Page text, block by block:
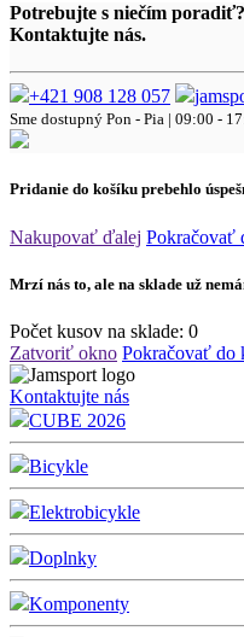
Potrebujte s niečím poradiť?
Kontaktujte nás.
+421 908 128 057
Sme dostupný Pon - Pia | 09:00 -
Pridanie do košíku prebehlo
Nakupovať ďalej Pokračovať
Mrzí nás to, ale na sklade už
Počet kusov na sklade: 0
Zatvoriť okno Pokračovať do
Kontaktujte nás
CUBE 2026
Bicykle
Elektrobicykle
Doplnky
Komponenty